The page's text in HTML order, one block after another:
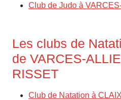
Club de Judo à
Les clubs de
de VARCES-
RISSET
Club de Natation à CLAIX